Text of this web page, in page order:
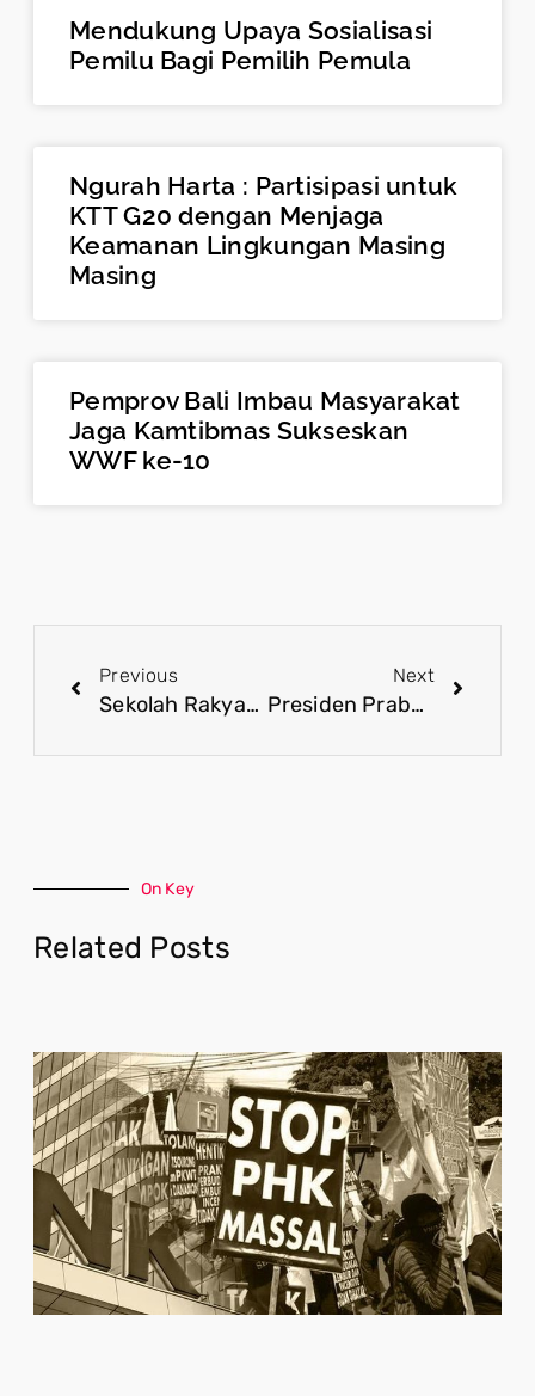
Mendukung Upaya Sosialisasi
Pemilu Bagi Pemilih Pemula
Ngurah Harta : Partisipasi untuk
KTT G20 dengan Menjaga
Keamanan Lingkungan Masing
Masing
Pemprov Bali Imbau Masyarakat
Jaga Kamtibmas Sukseskan
WWF ke-10
Previous
Sekolah Rakyat Perkuat Akses Pendidikan Inklusif bagi Anak Keluarga Difabel
Next
Presiden Prabowo Tegaskan Diplomasi Global Demi Kepentingan Nasional
On Key
Related Posts